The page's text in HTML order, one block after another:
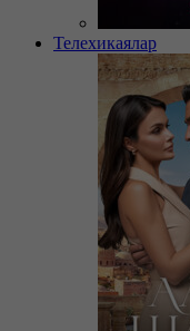
Телехикаялар